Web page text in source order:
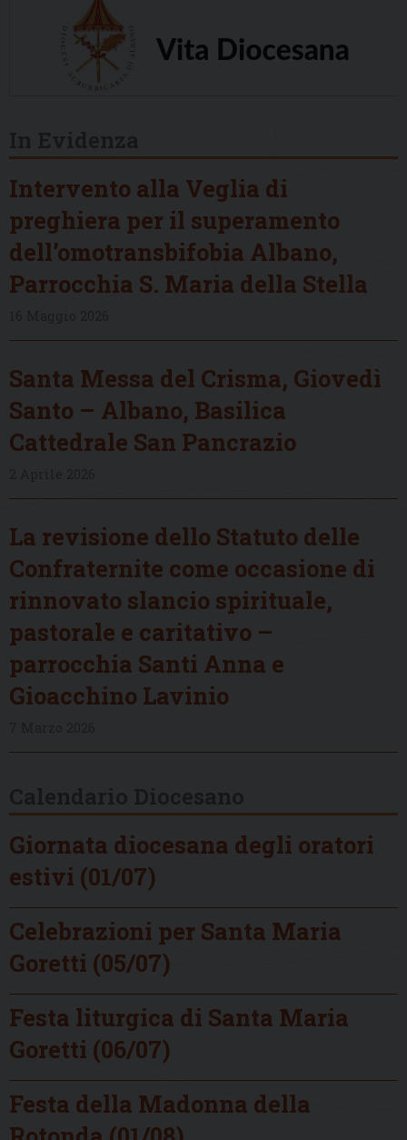
Intervento alla Veglia di
preghiera per il superamento
dell’omotransbifobia Albano,
Parrocchia S. Maria della Stella
Santa Messa del Crisma, Giovedì
Santo – Albano, Basilica
Cattedrale San Pancrazio
La revisione dello Statuto delle
Confraternite come occasione di
rinnovato slancio spirituale,
pastorale e caritativo –
parrocchia Santi Anna e
Gioacchino Lavinio
Giornata diocesana degli oratori
estivi (01/07)
Celebrazioni per Santa Maria
Goretti (05/07)
Festa liturgica di Santa Maria
Goretti (06/07)
Festa della Madonna della